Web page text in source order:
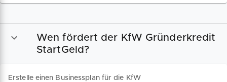
kostenlosen KfW-Businessplan und
starte durch!
Wen fördert der KfW Gründerkredit
StartGeld?
Erstelle einen Businessplan für die KfW